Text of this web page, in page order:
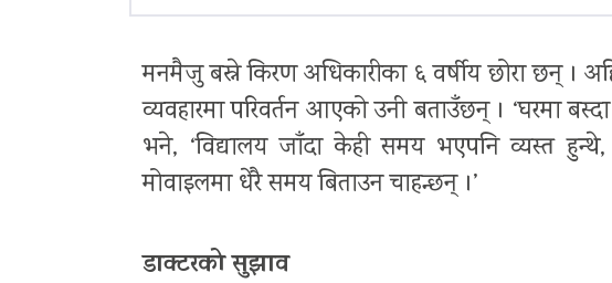
मनमैजु बस्ने किरण अधिकारीका ६ वर्षीय छोरा छन् ।
व्यवहारमा परिवर्तन आएको उनी बताउँछन् । ‘घरमा
भने, ‘विद्यालय जाँदा केही समय भएपनि व्यस्त
मोवाइलमा धेरै समय बिताउन चाहन्छन् ।’
डाक्टरको सुझाव